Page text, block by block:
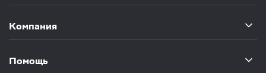
Компания
Помощь